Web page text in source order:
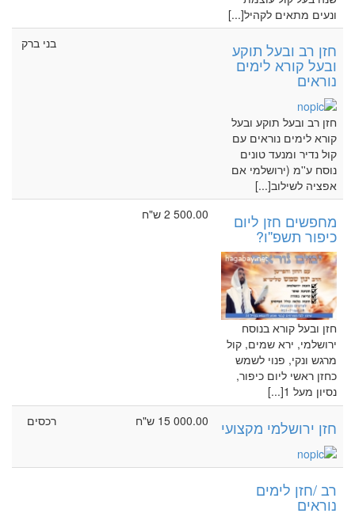
ונעים מתאים לקהיל[...]
חזן רב ובעל תוקע
ובעל קורא לימים
נוראים
חזן רב ובעל תוקע ובעל
קורא לימים נוראים עם
קול נדיר ומנעד טונים
נוסח ע''מ (ירושלמי אם
אפציה לשילוב[...]
בני ברק
מחפשים חזן ליום
כיפור תשפ''ו?
חזן ובעל קורא בנוסח
ירושלמי, ירא שמים, קול
מרגש ונקי, פנוי לשמש
כחזן ראשי ליום כיפור,
נסיון מעל 1[...]
2 500.00 ש"ח
חזן ירושלמי מקצועי 15 000.00 ש"ח רכסים
רב /חזן לימים
נוראים